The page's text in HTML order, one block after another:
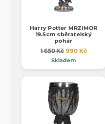
Harry Potter MRZIMOR
19.5cm sběratelský
pohár
1 650 Kč 990 Kč
Skladem